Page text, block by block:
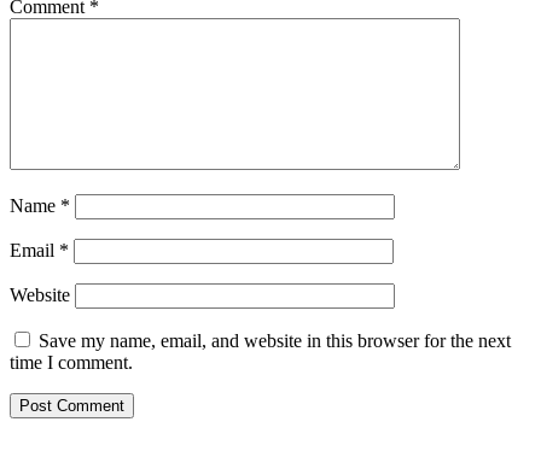
Comment *
Name *
Email *
Website
Save my name, email, and website in this browser for the next
time I comment.